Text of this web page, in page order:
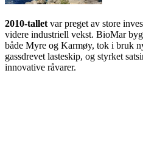
2010-tallet var preget av store
videre industriell vekst. BioMar
både Myre og Karmøy, tok i bruk
gassdrevet lasteskip, og styrket
innovative råvarer.